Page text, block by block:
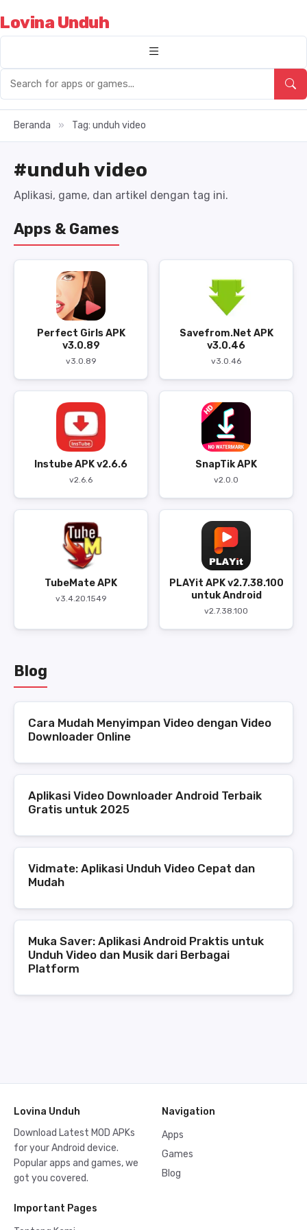
Lovina Unduh
Beranda » Tag: unduh video
#unduh video
Aplikasi, game, dan artikel dengan tag ini.
Apps & Games
Perfect Girls APK
v3.0.89
v3.0.89
Savefrom.Net APK
v3.0.46
v3.0.46
Instube APK v2.6.6
v2.6.6
SnapTik APK
v2.0.0
TubeMate APK
v3.4.20.1549
PLAYit APK v2.7.38.100
untuk Android
v2.7.38.100
Blog
Cara Mudah Menyimpan Video dengan Video
Downloader Online
Aplikasi Video Downloader Android Terbaik
Gratis untuk 2025
Vidmate: Aplikasi Unduh Video Cepat dan
Mudah
Muka Saver: Aplikasi Android Praktis untuk
Unduh Video dan Musik dari Berbagai
Platform
Lovina Unduh
Download Latest MOD APKs
for your Android device.
Popular apps and games, we
got you covered.
Navigation
Apps
Games
Blog
Important Pages